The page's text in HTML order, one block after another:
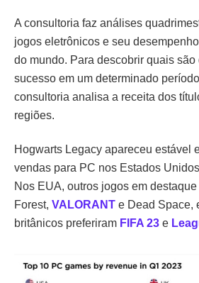
A consultoria faz análises
jogos eletrônicos e seu
do mundo. Para descobrir quais
sucesso em um determinado
consultoria analisa a receita dos
regiões.
Hogwarts Legacy apareceu estável
vendas para PC nos Estados
Nos EUA, outros jogos em
Forest, VALORANT e Dead Space,
britânicos preferiram FIFA 23 e